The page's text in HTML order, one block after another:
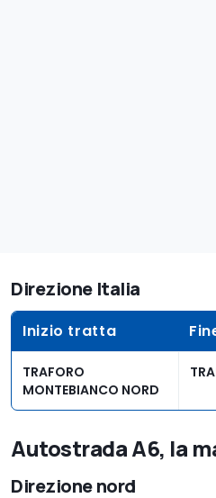
Direzione Italia
Inizio tratta
TRAFORO
MONTEBIANCO NORD
Autostrada A6, la
Direzione nord